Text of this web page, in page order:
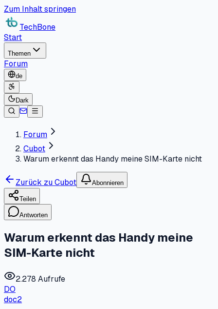
Zum Inhalt springen
TechBone
Start
Themen
Forum
de
Dark
Forum
Cubot
Warum erkennt das Handy meine SIM-Karte nicht
Zurück zu Cubot Abonnieren
Teilen
Antworten
Warum erkennt das Handy meine
SIM-Karte nicht
2.278 Aufrufe
DO
doc2